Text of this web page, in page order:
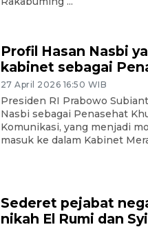
Profil Hasan Nasbi
kabinet sebagai
27 April 2026 16:50 WIB
Presiden RI Prabowo
Nasbi sebagai Penasehat
Komunikasi, yang menjadi
masuk ke dalam Kabinet
Sederet pejabat
nikah El Rumi dan